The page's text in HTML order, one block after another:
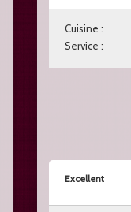
Cuisine :
Service :
Excellent